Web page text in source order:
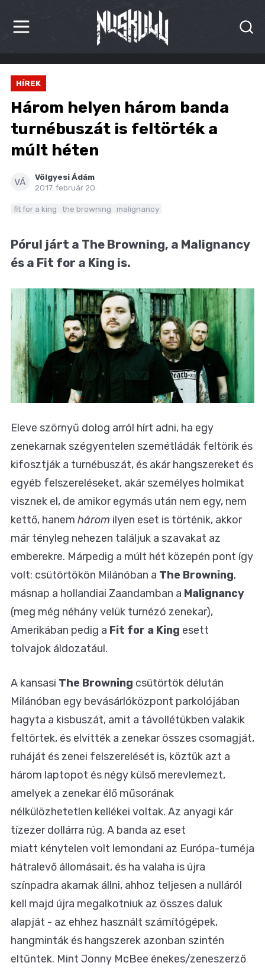
HÍREK
KRITIKÁK
BESZÁMOLÓK
INTERJÚK
PREMIEREK
KULT
BLOG
HÍREK
Három helyen három banda
turnébuszát is feltörték a
múlt héten
VÁ
Völgyesi Ádám
2017. február 20.
fit for a king the browning malignancy
Pórul járt a The Browning, a Malignancy
és a Fit for a King is.
Eleve szörnyű dolog arról hírt adni, ha egy
zenekarnak szégyentelen szemétládák feltörik és
kifosztják a turnébuszát, és akár hangszereket és
egyéb felszereléseket, akár személyes holmikat
visznek el, de amikor egymás után nem egy, nem
kettő, hanem három ilyen eset is történik, akkor
már tényleg nehezen találjuk a szavakat az
emberekre. Márpedig a múlt hét közepén pont így
volt: csütörtökön Milánóban a The Browning,
másnap a hollandiai Zaandamban a Malignancy
(meg még néhány velük turnézó zenekar),
Amerikában pedig a Fit for a King esett
tolvajok áldozatául.
A kansasi The Browning csütörtök délután
Milánóban egy bevásárlóközpont parkolójában
hagyta a kisbuszát, amit a távollétükben valakik
feltörtek, és elvitték a zenekar összes csomagját,
ruháját és zenei felszerelését is, köztük azt a
három laptopot és négy külső merevlemezt,
amelyek a zenekar élő műsorának
nélkülözhetetlen kellékei voltak. Az anyagi kár
tízezer dollárra rúg. A banda az eset
miatt kénytelen volt lemondani az Európa-turnéja
hátralevő állomásait, és ha valaha is újra
színpadra akarnak állni, ahhoz teljesen a nulláról
kell majd újra megalkotniuk az összes daluk
alapját - az ehhez használt számítógépek,
hangminták és hangszerek azonban szintén
eltűntek. Mint Jonny McBee énekes/zeneszerző